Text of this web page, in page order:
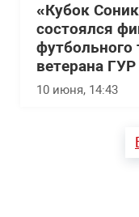
«Кубок
состоялся
футбольного
ветерана
10 июня, 14:43